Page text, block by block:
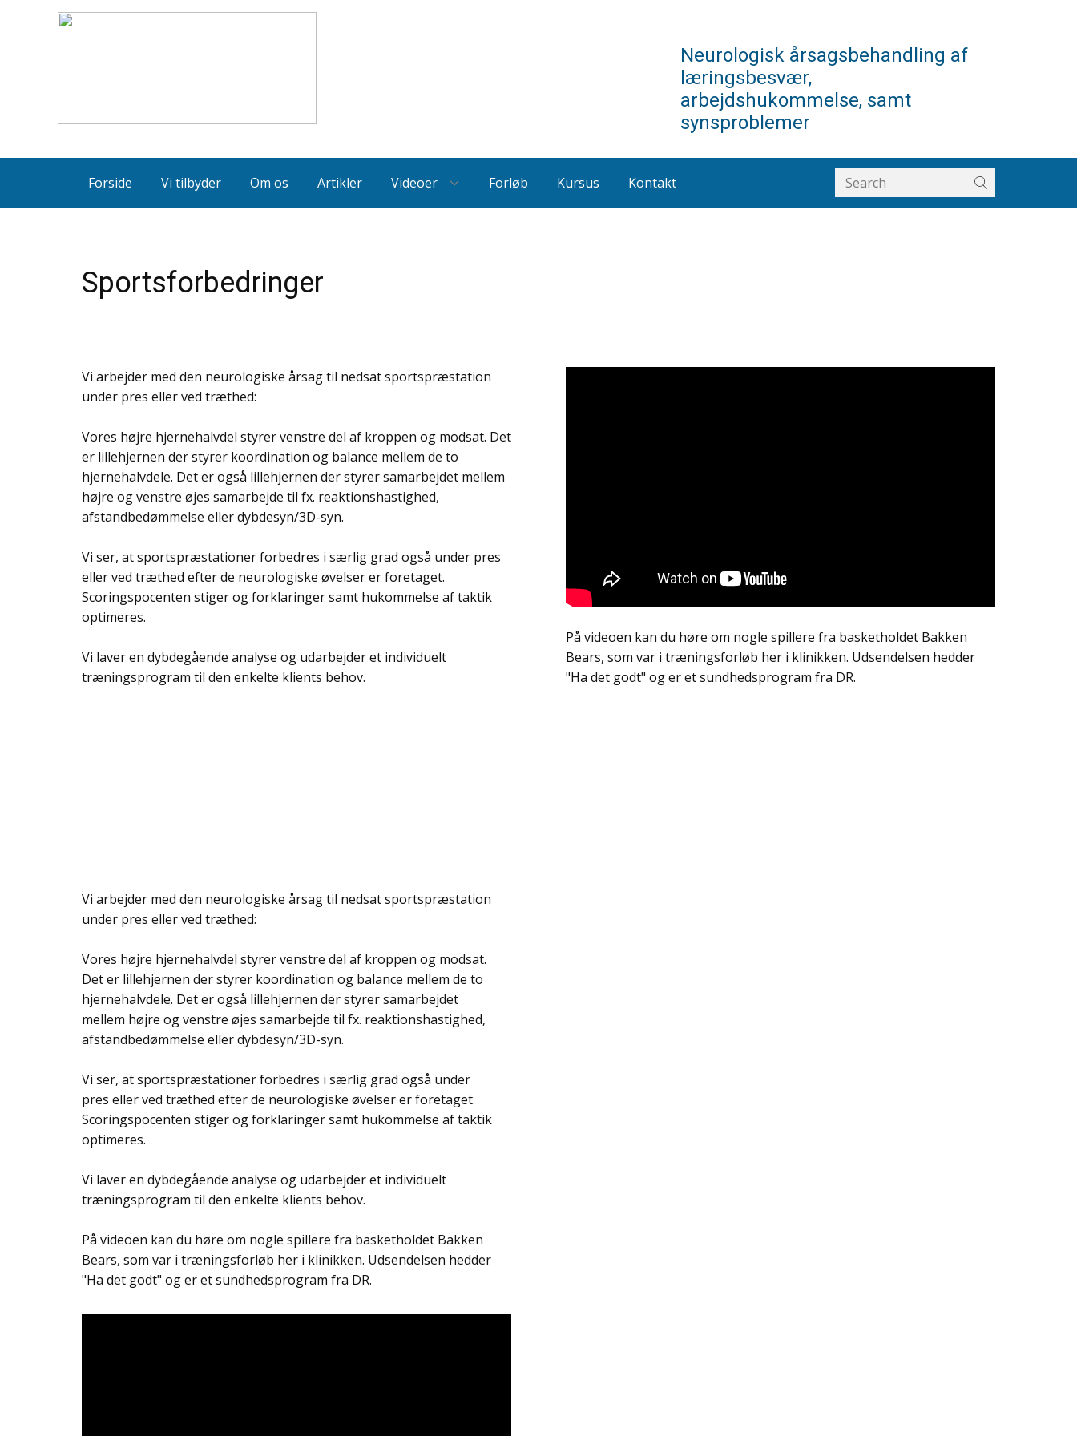
Neurologisk årsagsbehandling af
læringsbesvær,
arbejdshukommelse, samt
synsproblemer
Forside Vi tilbyder Om os Artikler Videoer Forløb Kursus Kontakt
Sportsforbedringer
Vi arbejder med den neurologiske årsag til nedsat sportspræstation
under pres eller ved træthed:
Vores højre hjernehalvdel styrer venstre del af kroppen og modsat. Det
er lillehjernen der styrer koordination og balance mellem de to
hjernehalvdele. Det er også lillehjernen der styrer samarbejdet mellem
højre og venstre øjes samarbejde til fx. reaktionshastighed,
afstandbedømmelse eller dybdesyn/3D-syn.
Vi ser, at sportspræstationer forbedres i særlig grad også under pres
eller ved træthed efter de neurologiske øvelser er foretaget.
Scoringspocenten stiger og forklaringer samt hukommelse af taktik
optimeres.
Vi laver en dybdegående analyse og udarbejder et individuelt
træningsprogram til den enkelte klients behov.
På videoen kan du høre om nogle spillere fra basketholdet Bakken
Bears, som var i træningsforløb her i klinikken. Udsendelsen hedder
"Ha det godt" og er et sundhedsprogram fra DR.
Vi arbejder med den neurologiske årsag til nedsat sportspræstation
under pres eller ved træthed:
Vores højre hjernehalvdel styrer venstre del af kroppen og modsat.
Det er lillehjernen der styrer koordination og balance mellem de to
hjernehalvdele. Det er også lillehjernen der styrer samarbejdet
mellem højre og venstre øjes samarbejde til fx. reaktionshastighed,
afstandbedømmelse eller dybdesyn/3D-syn.
Vi ser, at sportspræstationer forbedres i særlig grad også under
pres eller ved træthed efter de neurologiske øvelser er foretaget.
Scoringspocenten stiger og forklaringer samt hukommelse af taktik
optimeres.
Vi laver en dybdegående analyse og udarbejder et individuelt
træningsprogram til den enkelte klients behov.
På videoen kan du høre om nogle spillere fra basketholdet Bakken
Bears, som var i træningsforløb her i klinikken. Udsendelsen hedder
"Ha det godt" og er et sundhedsprogram fra DR.